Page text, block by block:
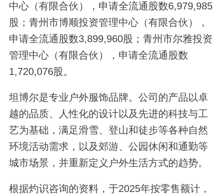
中心（有限合伙），申请全流通股数6,979,985
股；青州市博顺投资管理中心（有限合伙），
申请全流通股数3,899,960股；青州市尔雅投资
管理中心（有限合伙），申请全流通股数
1,720,076股。
坦博尔是专业户外服饰品牌。公司的产品以卓
越的品质、人性化的设计以及先进的科技与工
艺为基础，满足滑雪、登山和徒步等各种自然
环境活动需求，以及郊游、公园休闲和通勤等
城市场景，并重新定义户外生活方式的趋势。
根据灼识咨询的资料，于2025年按零售额计，